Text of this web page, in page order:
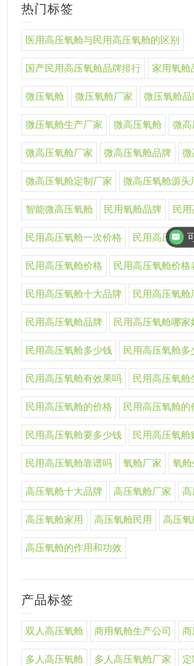
热门标签
医用高压氧舱与民用高压氧舱的区别
国产民用高压氧舱品牌排行 家用氧舱
微压氧舱 微压氧舱厂家 微压氧舱品
微压氧舱生产厂家 微高压氧舱 微高
微高压氧舱厂家 微高压氧舱品牌 微
微高压氧舱定制厂家 微高压氧舱源头
智能微高压氧舱 民用氧舱品牌 民
民用高压氧舱一次价格 民用高压氧舱
民用高压氧舱价格 民用高压氧舱价格
民用高压氧舱十大品牌 民用高压氧舱
民用高压氧舱品牌 民用高压氧舱哪家
民用高压氧舱多少钱 民用高压氧舱多
民用高压氧舱有效果吗 民用高压氧舱
民用高压氧舱的价格 民用高压氧舱的
民用高压氧舱要多少钱 民用高压氧舱
民用高压氧舱靠谱吗 氧舱厂家 氧舱
高压氧舱十大品牌 高压氧舱厂家 高
高压氧舱家用 高压氧舱民用 高压
高压氧舱的作用和功效
产品标签
双人高压氧舱 商用氧舱生产公司 商
多人高压氧舱 多人高压氧舱厂家